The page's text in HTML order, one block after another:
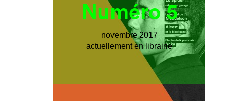
Numéro 5
novembre 2017
actuellement en librairie